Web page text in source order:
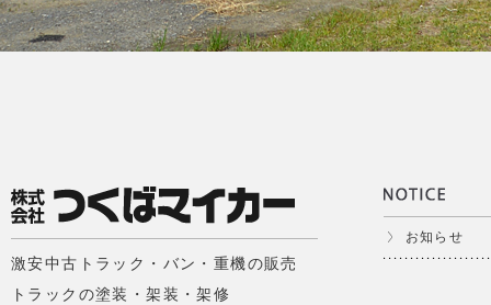
激安中古トラック・バン・重機の販売
トラックの塗装・架装・架修
お知らせ